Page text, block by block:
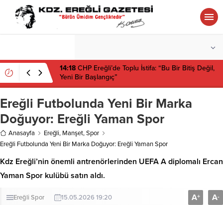
14:18 CHP Ereğli’de Toplu İstifa: “Bu Bir Bitiş Değil,
Yeni Bir Başlangıç”
Ereğli Futbolunda Yeni Bir Marka
Doğuyor: Ereğli Yaman Spor
Anasayfa Ereğli, Manşet,Spor
Ereğli Futbolunda Yeni Bir Marka Doğuyor: Ereğli Yaman Spor
Kdz Ereğli’nin önemli antrenörlerinden UEFA A diplomalı Ercan
Yaman Spor kulübü satın aldı.
Ereğli Spor 15.05.2026 19:20 A+ A-